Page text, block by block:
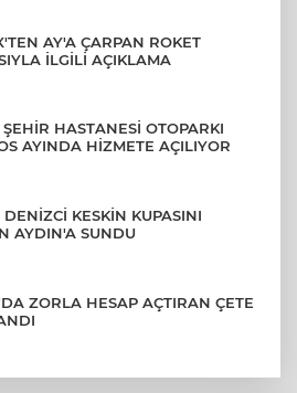
AY'A ÇARPAN ROKET
İLGİLİ AÇIKLAMA
HASTANESİ OTOPARKI
AYINDA HİZMETE AÇILIYOR
DENİZCİ KESKİN KUPASINI
AYDIN'A SUNDU
ZORLA HESAP AÇTIRAN ÇETE